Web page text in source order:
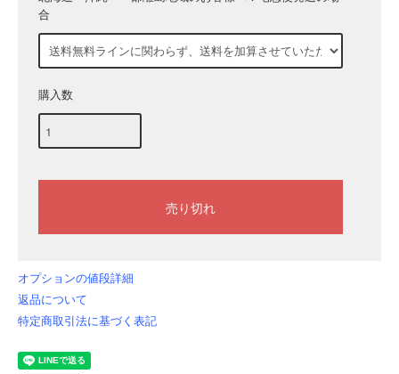
合
購入数
オプションの値段詳細
返品について
特定商取引法に基づく表記